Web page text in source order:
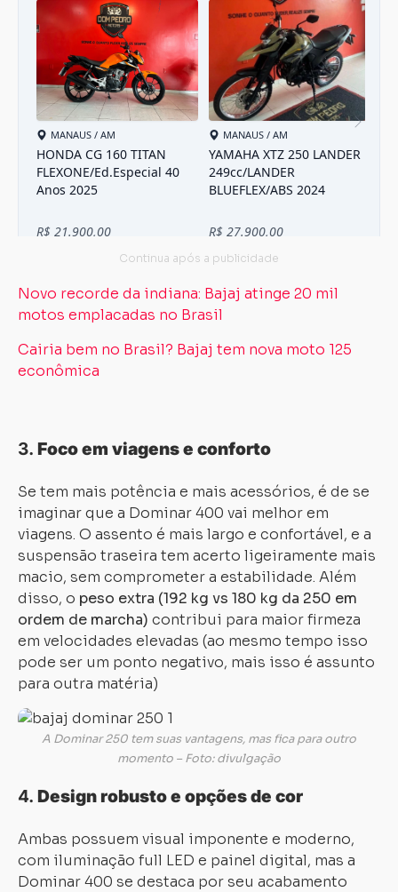
Novo recorde da indiana: Bajaj atinge 20 mil
motos emplacadas no Brasil
Cairia bem no Brasil? Bajaj tem nova moto 125
econômica
3. Foco em viagens e conforto
Se tem mais potência e mais acessórios, é de se
imaginar que a Dominar 400 vai melhor em
viagens. O assento é mais largo e confortável, e a
suspensão traseira tem acerto ligeiramente mais
macio, sem comprometer a estabilidade. Além
disso, o peso extra (192 kg vs 180 kg da 250 em
ordem de marcha) contribui para maior firmeza
em velocidades elevadas (ao mesmo tempo isso
pode ser um ponto negativo, mais isso é assunto
para outra matéria)
A Dominar 250 tem suas vantagens, mas fica para outro
momento – Foto: divulgação
4. Design robusto e opções de cor
Ambas possuem visual imponente e moderno,
com iluminação full LED e painel digital, mas a
Dominar 400 se destaca por seu acabamento